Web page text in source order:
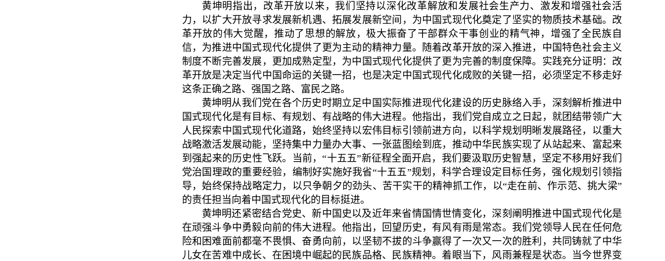
黄坤明指出，改革开放以来，我们坚持以深化改革解放和发展社会生产力、激发和增强社会活
力，以扩大开放寻求发展新机遇、拓展发展新空间，为中国式现代化奠定了坚实的物质技术基础。改
革开放的伟大觉醒，推动了思想的解放，极大振奋了干部群众干事创业的精气神，增强了全民族自
信，为推进中国式现代化提供了更为主动的精神力量。随着改革开放的深入推进，中国特色社会主义
制度不断完善发展，更加成熟定型，为中国式现代化提供了更为完善的制度保障。实践充分证明：改
革开放是决定当代中国命运的关键一招，也是决定中国式现代化成败的关键一招，必须坚定不移走好
这条正确之路、强国之路、富民之路。
黄坤明从我们党在各个历史时期立足中国实际推进现代化建设的历史脉络入手，深刻解析推进中
国式现代化是有目标、有规划、有战略的伟大进程。他指出，我们党自成立之日起，就团结带领广大
人民探索中国式现代化道路，始终坚持以宏伟目标引领前进方向，以科学规划明晰发展路径，以重大
战略激活发展动能，坚持集中力量办大事、一张蓝图绘到底，推动中华民族实现了从站起来、富起来
到强起来的历史性飞跃。当前，“十五五”新征程全面开启，我们要汲取历史智慧，坚定不移用好我们
党治国理政的重要经验，编制好实施好我省“十五五”规划，科学合理设定目标任务，强化规划引领指
导，始终保持战略定力，以只争朝夕的劲头、苦干实干的精神抓工作，以“走在前、作示范、挑大梁”
的责任担当向着中国式现代化的目标挺进。
黄坤明还紧密结合党史、新中国史以及近年来省情国情世情变化，深刻阐明推进中国式现代化是
在顽强斗争中勇毅向前的伟大进程。他指出，回望历史，有风有雨是常态。我们党领导人民在任何危
险和困难面前都毫不畏惧、奋勇向前，以坚韧不拔的斗争赢得了一次又一次的胜利，共同铸就了中华
儿女在苦难中成长、在困境中崛起的民族品格、民族精神。着眼当下，风雨兼程是状态。当今世界变